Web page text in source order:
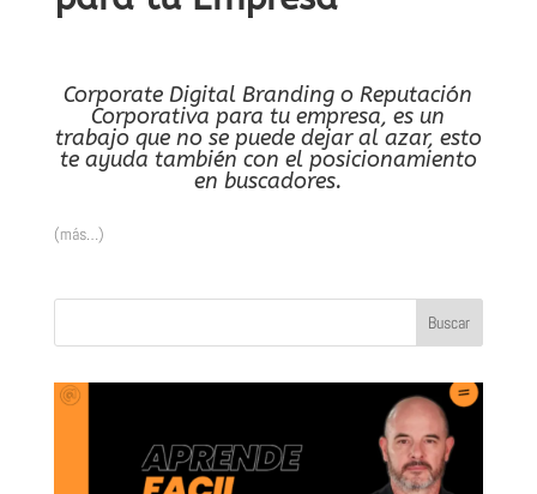
Corporate Digital Branding o Reputación
Corporativa para tu empresa, es un
trabajo que no se puede dejar al azar, esto
te ayuda también con el posicionamiento
en buscadores.
(más…)